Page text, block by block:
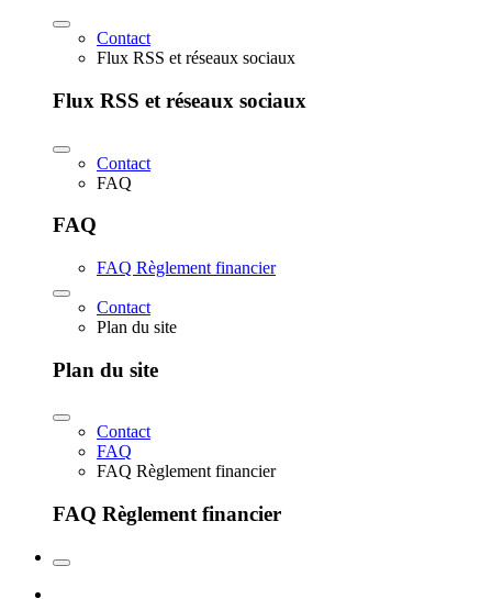
Contact
Flux RSS et réseaux sociaux
Flux RSS et réseaux sociaux
Contact
FAQ
FAQ
FAQ Règlement financier
Contact
Plan du site
Plan du site
Contact
FAQ
FAQ Règlement financier
FAQ Règlement financier